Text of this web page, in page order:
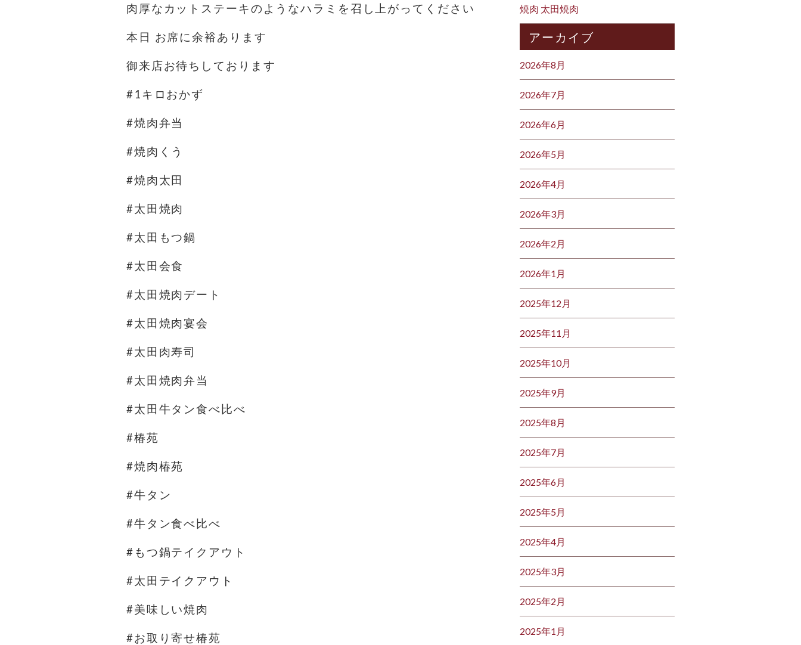
肉厚なカットステーキのようなハラミを召し上がってください
本日 お席に余裕あります
御来店お待ちしております
#1キロおかず
#焼肉弁当
#焼肉くう
#焼肉太田
#太田焼肉
#太田もつ鍋
#太田会食
#太田焼肉デート
#太田焼肉宴会
#太田肉寿司
#太田焼肉弁当
#太田牛タン食べ比べ
#椿苑
#焼肉椿苑
#牛タン
#牛タン食べ比べ
#もつ鍋テイクアウト
#太田テイクアウト
#美味しい焼肉
#お取り寄せ椿苑
焼肉 太田焼肉
アーカイブ
2026年8月
2026年7月
2026年6月
2026年5月
2026年4月
2026年3月
2026年2月
2026年1月
2025年12月
2025年11月
2025年10月
2025年9月
2025年8月
2025年7月
2025年6月
2025年5月
2025年4月
2025年3月
2025年2月
2025年1月